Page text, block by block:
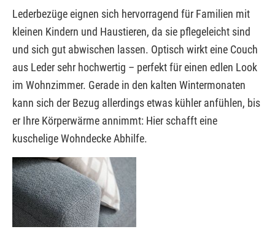
Lederbezüge eignen sich hervorragend für Familien mit
kleinen Kindern und Haustieren, da sie pflegeleicht sind
und sich gut abwischen lassen. Optisch wirkt eine Couch
aus Leder sehr hochwertig – perfekt für einen edlen Look
im Wohnzimmer. Gerade in den kalten Wintermonaten
kann sich der Bezug allerdings etwas kühler anfühlen, bis
er Ihre Körperwärme annimmt: Hier schafft eine
kuschelige Wohndecke Abhilfe.